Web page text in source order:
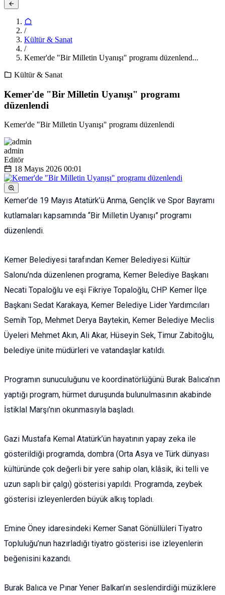
/
Kültür & Sanat
/
Kemer'de "Bir Milletin Uyanışı" programı düzenlend...
Kültür & Sanat
Kemer'de "Bir Milletin Uyanışı" programı
düzenlendi
Kemer'de "Bir Milletin Uyanışı" programı düzenlendi
admin
Editör
18 Mayıs 2026 00:01
Kemer’de 19 Mayıs Atatürk’ü Anma, Gençlik ve Spor Bayramı
kutlamaları kapsamında “Bir Milletin Uyanışı” programı
düzenlendi.
Kemer Belediyesi tarafından Kemer Belediyesi Kültür
Salonu’nda düzenlenen programa, Kemer Belediye Başkanı
Necati Topaloğlu ve eşi Fikriye Topaloğlu, CHP Kemer İlçe
Başkanı Sedat Karakaya, Kemer Belediye Lider Yardımcıları
Semih Top, Mehmet Derya Baytekin, Kemer Belediye Meclis
Üyeleri Mehmet Akın, Ali Akar, Hüseyin Sek, Timur Zabitoğlu,
belediye ünite müdürleri ve vatandaşlar katıldı.
Programın sunuculuğunu ve koordinatörlüğünü Burak Balıca’nın
yaptığı program, hürmet duruşunda bulunulmasının akabinde
İstiklal Marşı’nın okunmasıyla başladı.
Gazi Mustafa Kemal Atatürk’ün hayatının yapay zeka ile
gösterildiği programda, dombra (Orta Asya ve Türk dünyası
kültüründe çok değerli bir yere sahip olan, klâsik, iki telli ve
uzun saplı bir çalgı) gösterisi yapıldı. Programda, zeybek
gösterisi izleyenlerden büyük alkış topladı.
Emine Öney idaresindeki Kemer Sanat Gönüllüleri Tiyatro
Topluluğu’nun hazırladığı tiyatro gösterisi ise izleyenlerin
beğenisini kazandı.
Burak Balıca ve Pınar Yener Balkan’ın seslendirdiği müziklere